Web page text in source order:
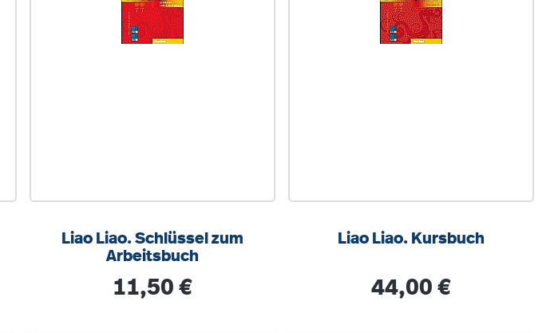
Liao Liao. Schlüssel zum
Arbeitsbuch
Regulärer Preis:
11,50 €
Liao Liao. Kursbuch
Regulärer Preis:
44,00 €